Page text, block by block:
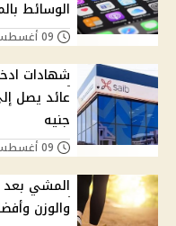
الوسائط
جنيه
المشي بعد
والوزن